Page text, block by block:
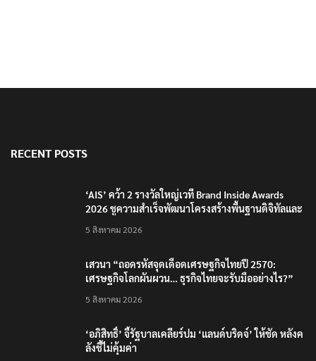
RECENT POSTS
‘AIS’ คว้า 2 รางวัลใหญ่เวที Brand Inside Awards
2026 ชูความสำเร็จพัฒนาโครงสร้างพื้นฐานดิจิทัลและ
5 สิงหาคม 2026
เสวนา “ถอดรหัสจุดเดือดเศรษฐกิจไทยปี 2570:
เศรษฐกิจโลกผันผวน… ธุรกิจไทยจะรับมืออย่างไร?”
5 สิงหาคม 2026
‘อภิสิทธิ์’ จี้รัฐบาลเคลียร์ปม ‘แลนด์บริดจ์’ ให้ชัด หลังค
ลังชี้ไม่คุ้มค่า